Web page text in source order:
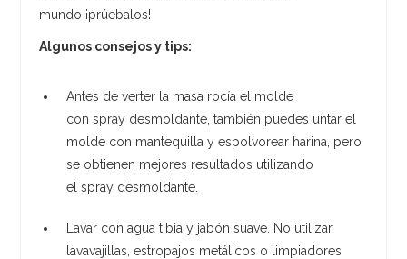
mundo ¡prúebalos!
Algunos consejos y tips:
Antes de verter la masa rocía el molde
con spray desmoldante, también puedes untar el
molde con mantequilla y espolvorear harina, pero
se obtienen mejores resultados utilizando
el spray desmoldante.
Lavar con agua tibia y jabón suave. No utilizar
lavavajillas, estropajos metálicos o limpiadores